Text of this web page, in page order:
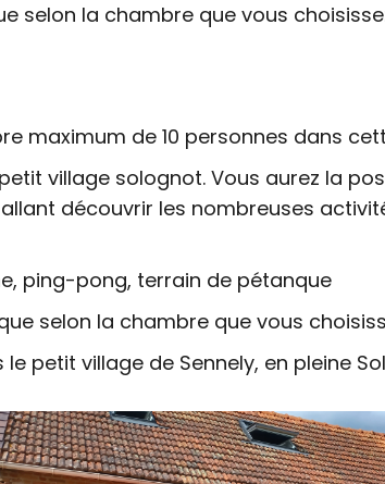
selon la chambre que vous
maximum de 10 personnes dans
village solognot. Vous aurez la
découvrir les nombreuses
ping-pong, terrain de pétanque
selon la chambre que vous
petit village de Sennely, en pleine